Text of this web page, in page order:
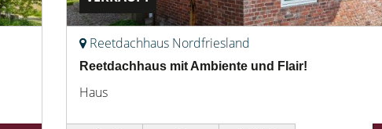
Reetdachhaus Nordfriesland
Reetdachhaus mit Ambiente und Flair!
Haus